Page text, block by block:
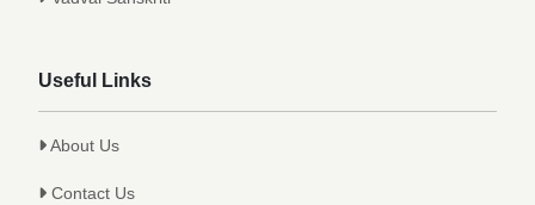
Useful Links
About Us
Contact Us